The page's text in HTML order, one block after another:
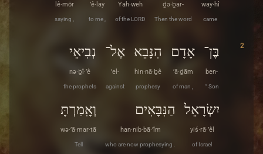
way·hî
came
ḏə·ḇar-
Then the word
Yah·weh
of the LORD
’ê·lay
to me ,
lê·mōr
saying ,
2 בֶּן־
ben-
“ Son
אָדָם
’ā·ḏām
of man ,
הִנָּבֵא
hin·nā·ḇê
prophesy
אֶל־
’el-
against
נְבִיאֵי
nə·ḇî·’ê
the prophets
יִשְׂרָאֵל
yiś·rā·’êl
of Israel
הַנִּבָּאִים
han·nib·bā·’îm
who are now prophesying .
וְאָֽמַרְתָּ
wə·’ā·mar·tā
Tell